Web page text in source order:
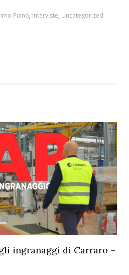
Piano, Interviste, Uncategorized
ingranaggi di Carraro –